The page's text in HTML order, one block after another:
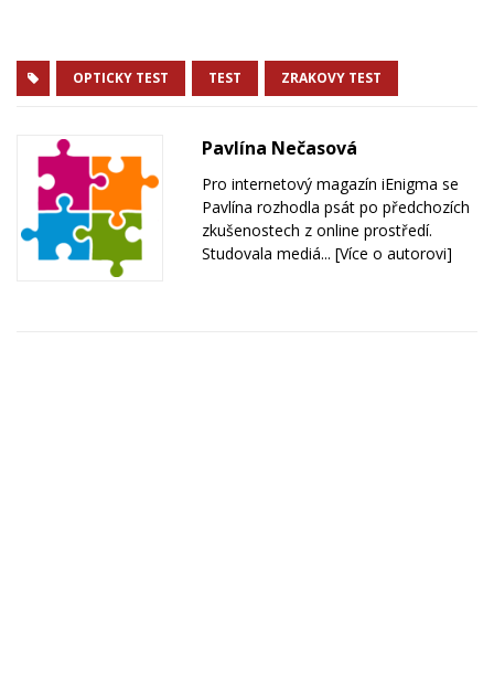
OPTICKY TEST TEST ZRAKOVY TEST
Pavlína Nečasová
Pro internetový magazín iEnigma se
Pavlína rozhodla psát po předchozích
zkušenostech z online prostředí.
Studovala mediá... [Více o autorovi]